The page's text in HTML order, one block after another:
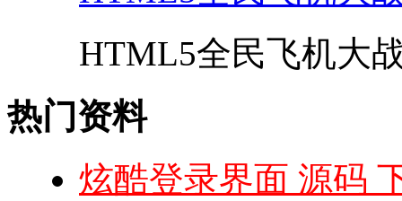
HTML5全民飞机大
热门资料
炫酷登录界面 源码